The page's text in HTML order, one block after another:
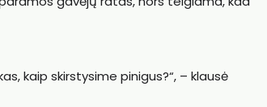
kaip skirstysime pinigus?“, – klausė